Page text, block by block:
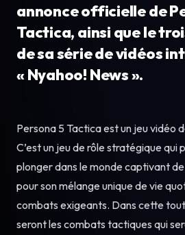
annonce officielle de
Tactica, ainsi que le
de sa série de vidéos
« Nyahoo! News ».
Persona 5 Tactica est un jeu vidéo
C’est un jeu de rôle stratégique qui
plonger dans le monde captivant
pour son mélange unique de vie
combats exigeants. Dans cette
seront les combats tactiques qui